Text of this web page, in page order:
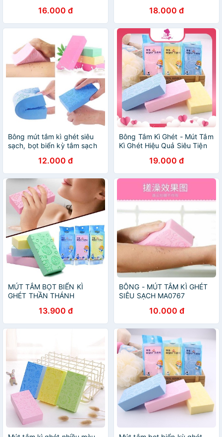
16.000 đ 18.000 đ
Bông mút tắm kì ghét siêu
sạch, bọt biển kỳ tắm sạch
12.000 đ
Bông Tắm Kì Ghét - Mút Tắm
Kì Ghét Hiệu Quả Siêu Tiện
19.000 đ
MÚT TẮM BỌT BIỂN KÌ
GHÉT THẦN THÁNH
13.900 đ
BÔNG - MÚT TẮM KÌ GHÉT
SIÊU SẠCH MA0767
10.000 đ